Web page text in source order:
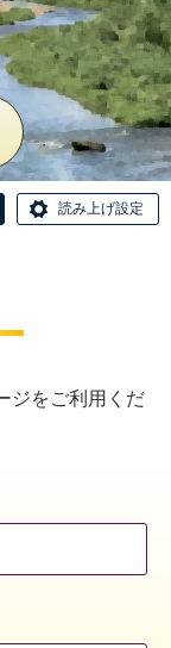
読み上げ設定
ジをご利用くだ